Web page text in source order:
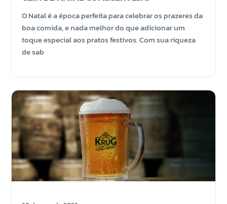
O Natal é a época perfeita para celebrar os prazeres da
boa comida, e nada melhor do que adicionar um
toque especial aos pratos festivos. Com sua riqueza
de sab